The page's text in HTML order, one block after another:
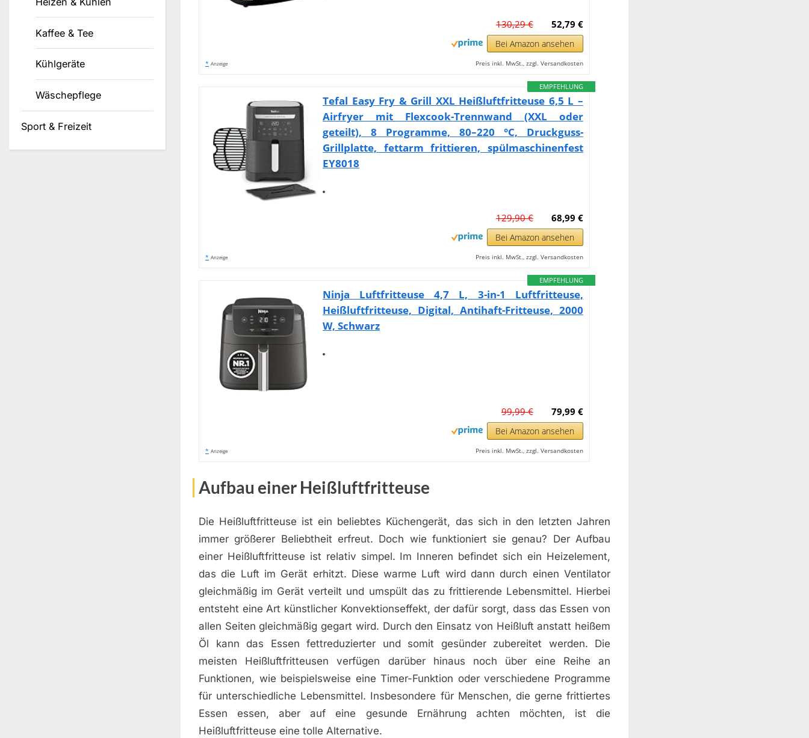
52,79 €
130,29 €
Bei Amazon ansehen
* Anzeige Preis inkl. MwSt., zzgl. Versandkosten
EMPFEHLUNG
Tefal Easy Fry & Grill XXL Heißluftfritteuse 6,5 L –
Airfryer mit Flexcook-Trennwand (XXL oder
geteilt), 8 Programme, 80–220 °C, Druckguss-
Grillplatte, fettarm frittieren, spülmaschinenfest
EY8018
68,99 €
129,90 €
Bei Amazon ansehen
* Anzeige Preis inkl. MwSt., zzgl. Versandkosten
EMPFEHLUNG
Ninja Luftfritteuse 4,7 L, 3-in-1 Luftfritteuse,
Heißluftfritteuse, Digital, Antihaft-Fritteuse, 2000
W, Schwarz
79,99 €
99,99 €
Bei Amazon ansehen
* Anzeige Preis inkl. MwSt., zzgl. Versandkosten
Aufbau einer Heißluftfritteuse
Die Heißluftfritteuse ist ein beliebtes Küchengerät, das sich in den letzten Jahren
immer größerer Beliebtheit erfreut. Doch wie funktioniert sie genau? Der Aufbau
einer Heißluftfritteuse ist relativ simpel. Im Inneren befindet sich ein Heizelement,
das die Luft im Gerät erhitzt. Diese warme Luft wird dann durch einen Ventilator
gleichmäßig im Gerät verteilt und umspült das zu frittierende Lebensmittel. Hierbei
entsteht eine Art künstlicher Konvektionseffekt, der dafür sorgt, dass das Essen von
allen Seiten gleichmäßig gegart wird. Durch den Einsatz von Heißluft anstatt heißem
Öl kann das Essen fettreduzierter und somit gesünder zubereitet werden. Die
meisten Heißluftfritteusen verfügen darüber hinaus noch über eine Reihe an
Funktionen, wie beispielsweise eine Timer-Funktion oder verschiedene Programme
für unterschiedliche Lebensmittel. Insbesondere für Menschen, die gerne frittiertes
Essen essen, aber auf eine gesunde Ernährung achten möchten, ist die
Heißluftfritteuse eine tolle Alternative.
Kaffee & Tee
Kühlgeräte
Wäschepflege
Sport & Freizeit